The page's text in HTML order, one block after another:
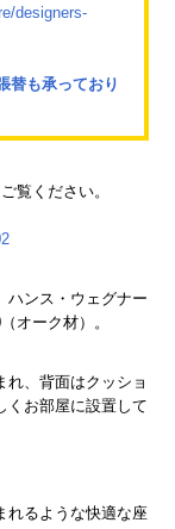
designers-
替も承っており
覧ください。
ハンス・ウェグナー
オーク材）。
れ、背面はクッショ
くお部屋に設置して
れるような快適な座